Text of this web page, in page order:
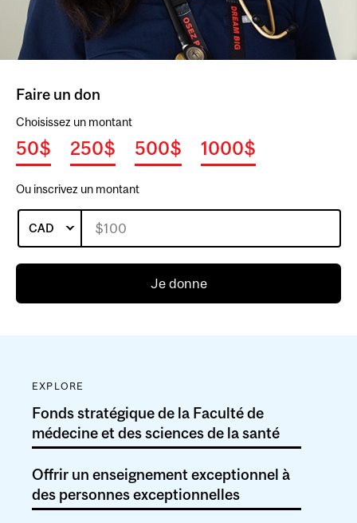
Faire un don
Choisissez un montant
50$ 250$ 500$ 1000$
Ou inscrivez un montant
CAD
Je donne
EXPLORE
Fonds stratégique de la Faculté de
médecine et des sciences de la santé
Offrir un enseignement exceptionnel à
des personnes exceptionnelles